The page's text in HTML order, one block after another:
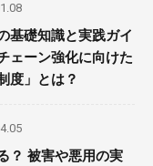
基礎知識と実践ガイ
ェーン強化に向けた
度」とは？
？ 被害や悪用の実